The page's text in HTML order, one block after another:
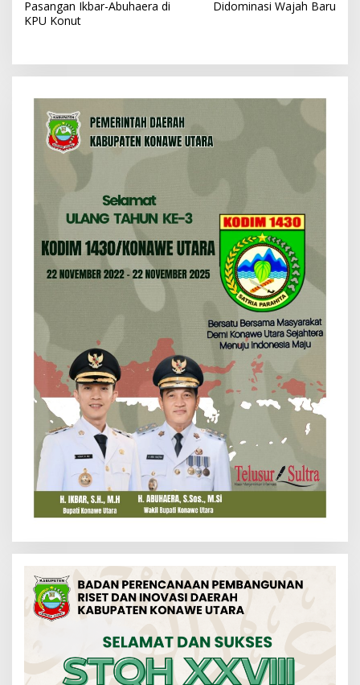
v
i
a
s
Pasangan Ikbar-Abuhaera di
KPU Konut
Didominasi Wajah Baru